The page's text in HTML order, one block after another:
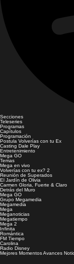
Secciones
Teleseries
Programas
Capítulos
Programación
Postula Volverías con tu Ex
Casting Dale Play
Entretenimiento
Mega GO
Temas
Mega en vivo
Volverías con tu ex? 2
Reunión de Superados
El Jardín de Olivia
Carmen Gloria, Fuerte & Claro
Detrás del Muro
Mega GO
Grupo Megamedia
Megamedia
Mega
Meganoticias
Megatiempo
Mega 2
Infinita
Romántica
FM Tiempo
Carolina
Radio Disney
Mejores MomentosAvances